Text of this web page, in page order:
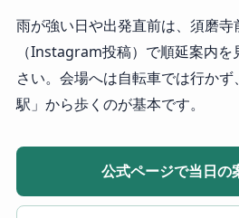
雨が強い日や出発直前は、須磨
（Instagram投稿）で順延案内
さい。会場へは自転車では行か
駅」から歩くのが基本です。
公式ページで当日の